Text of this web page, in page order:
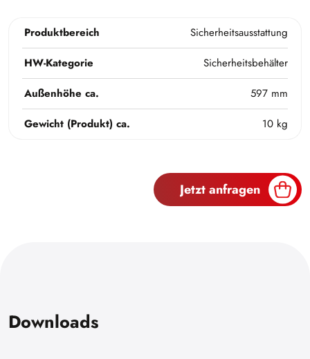
Produktbereich
Sicherheitsausstattung
HW-Kategorie
Sicherheitsbehälter
Außenhöhe ca.
597 mm
Gewicht (Produkt) ca.
10 kg
Jetzt anfragen
Downloads